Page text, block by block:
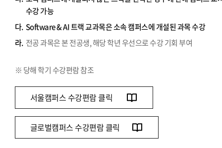
수강 가능
다. Software & AI 트랙 교과목은 소속 캠퍼스에 개설된 과목 수강
라. 전공 과목은 본 전공생, 해당 학년 우선으로 수강 기회 부여
※ 당해 학기 수강편람 참조
서울캠퍼스 수강편람 클릭
글로벌캠퍼스 수강편람 클릭